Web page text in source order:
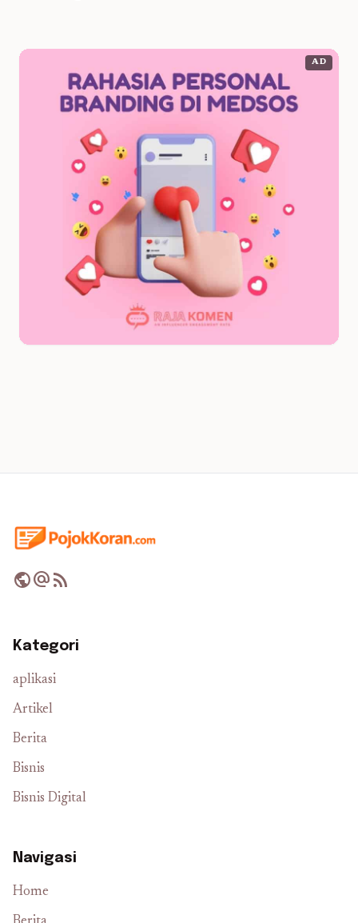
AD
publicalternate_emailrss_feed
Kategori
aplikasi
Artikel
Berita
Bisnis
Bisnis Digital
Navigasi
Home